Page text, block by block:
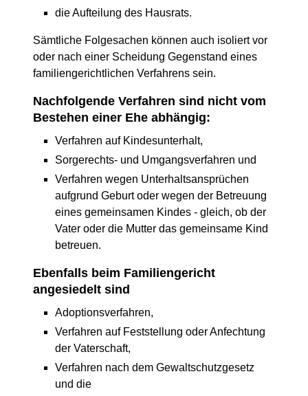
die Aufteilung des Hausrats.
Sämtliche Folgesachen können auch isoliert vor
oder nach einer Scheidung Gegenstand eines
familiengerichtlichen Verfahrens sein.
Nachfolgende Verfahren sind nicht vom
Bestehen einer Ehe abhängig:
Verfahren auf Kindesunterhalt,
Sorgerechts- und Umgangsverfahren und
Verfahren wegen Unterhaltsansprüchen
aufgrund Geburt oder wegen der Betreuung
eines gemeinsamen Kindes - gleich, ob der
Vater oder die Mutter das gemeinsame Kind
betreuen.
Ebenfalls beim Familiengericht
angesiedelt sind
Adoptionsverfahren,
Verfahren auf Feststellung oder Anfechtung
der Vaterschaft,
Verfahren nach dem Gewaltschutzgesetz
und die